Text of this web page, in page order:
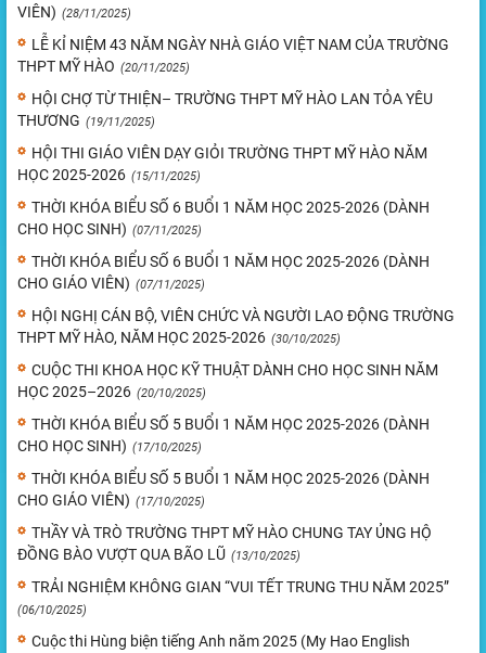
VIÊN) (28/11/2025)
LỄ KỈ NIỆM 43 NĂM NGÀY NHÀ GIÁO VIỆT NAM CỦA TRƯỜNG
THPT MỸ HÀO (20/11/2025)
HỘI CHỢ TỪ THIỆN– TRƯỜNG THPT MỸ HÀO LAN TỎA YÊU
THƯƠNG (19/11/2025)
HỘI THI GIÁO VIÊN DẠY GIỎI TRƯỜNG THPT MỸ HÀO NĂM
HỌC 2025-2026 (15/11/2025)
THỜI KHÓA BIỂU SỐ 6 BUỔI 1 NĂM HỌC 2025-2026 (DÀNH
CHO HỌC SINH) (07/11/2025)
THỜI KHÓA BIỂU SỐ 6 BUỔI 1 NĂM HỌC 2025-2026 (DÀNH
CHO GIÁO VIÊN) (07/11/2025)
HỘI NGHỊ CÁN BỘ, VIÊN CHỨC VÀ NGƯỜI LAO ĐỘNG TRƯỜNG
THPT MỸ HÀO, NĂM HỌC 2025-2026 (30/10/2025)
CUỘC THI KHOA HỌC KỸ THUẬT DÀNH CHO HỌC SINH NĂM
HỌC 2025–2026 (20/10/2025)
THỜI KHÓA BIỂU SỐ 5 BUỔI 1 NĂM HỌC 2025-2026 (DÀNH
CHO HỌC SINH) (17/10/2025)
THỜI KHÓA BIỂU SỐ 5 BUỔI 1 NĂM HỌC 2025-2026 (DÀNH
CHO GIÁO VIÊN) (17/10/2025)
THẦY VÀ TRÒ TRƯỜNG THPT MỸ HÀO CHUNG TAY ỦNG HỘ
ĐỒNG BÀO VƯỢT QUA BÃO LŨ (13/10/2025)
TRẢI NGHIỆM KHÔNG GIAN “VUI TẾT TRUNG THU NĂM 2025”
(06/10/2025)
Cuộc thi Hùng biện tiếng Anh năm 2025 (My Hao English